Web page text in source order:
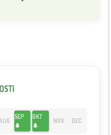
SEP
🌲
OKT
🌲
NOV DEC